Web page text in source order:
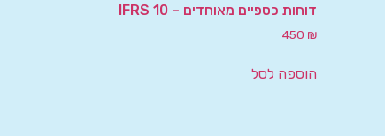
דוחות כספיים מאוחדים – IFRS 10
450 ₪
הוספה לסל